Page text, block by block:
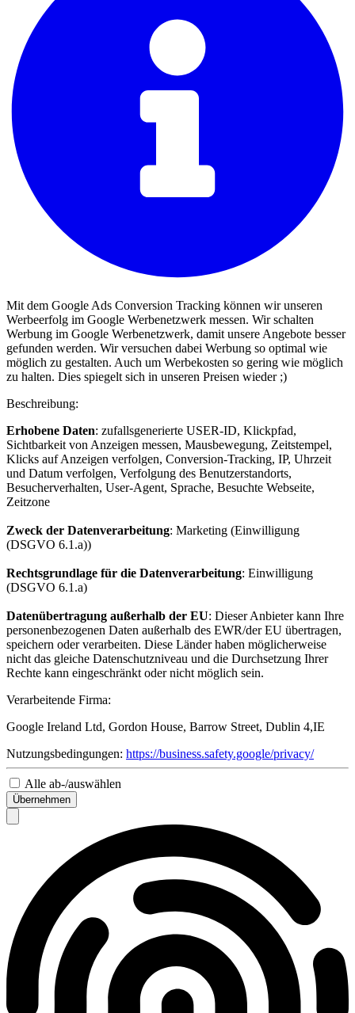
Mit dem Google Ads Conversion Tracking können wir unseren
Werbeerfolg im Google Werbenetzwerk messen. Wir schalten
Werbung im Google Werbenetzwerk, damit unsere Angebote besser
gefunden werden. Wir versuchen dabei Werbung so optimal wie
möglich zu gestalten. Auch um Werbekosten so gering wie möglich
zu halten. Dies spiegelt sich in unseren Preisen wieder ;)
Beschreibung:
Erhobene Daten: zufallsgenerierte USER-ID, Klickpfad,
Sichtbarkeit von Anzeigen messen, Mausbewegung, Zeitstempel,
Klicks auf Anzeigen verfolgen, Conversion-Tracking, IP, Uhrzeit
und Datum verfolgen, Verfolgung des Benutzerstandorts,
Besucherverhalten, User-Agent, Sprache, Besuchte Webseite,
Zeitzone
Zweck der Datenverarbeitung: Marketing (Einwilligung
(DSGVO 6.1.a))
Rechtsgrundlage für die Datenverarbeitung: Einwilligung
(DSGVO 6.1.a)
Datenübertragung außerhalb der EU: Dieser Anbieter kann Ihre
personenbezogenen Daten außerhalb des EWR/der EU übertragen,
speichern oder verarbeiten. Diese Länder haben möglicherweise
nicht das gleiche Datenschutzniveau und die Durchsetzung Ihrer
Rechte kann eingeschränkt oder nicht möglich sein.
Verarbeitende Firma:
Google Ireland Ltd, Gordon House, Barrow Street, Dublin 4,IE
Nutzungsbedingungen: https://business.safety.google/privacy/
Alle ab-/auswählen
Übernehmen